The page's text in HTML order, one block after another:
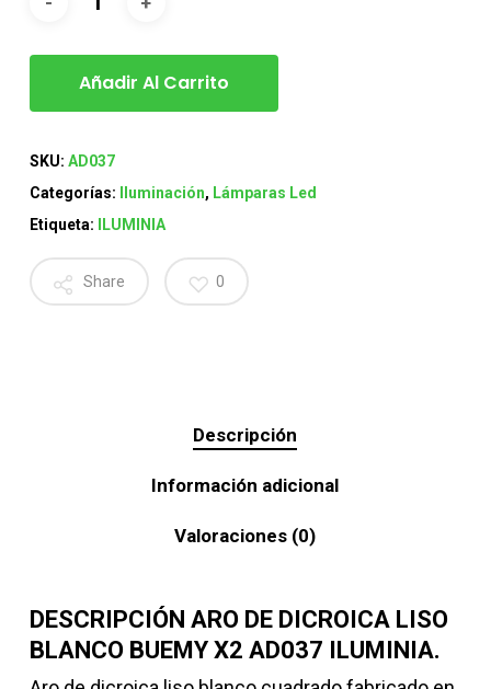
Añadir Al Carrito
SKU: AD037
Categorías:
Iluminación, Lámparas Led
Etiqueta:
ILUMINIA
Share 0
Descripción
Información adicional
Valoraciones (0)
DESCRIPCIÓN ARO DE DICROICA LISO
BLANCO BUEMY X2 AD037 ILUMINIA.